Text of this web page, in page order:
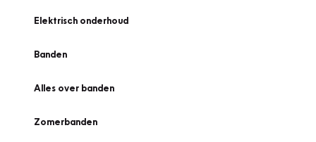
Elektrisch onderhoud
Banden
Alles over banden
Zomerbanden